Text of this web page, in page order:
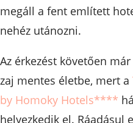
megáll a fent említett
nehéz utánozni.
Az érkezést követően
zaj mentes életbe, mert a
by Homoky Hotels****
helyezkedik el. Ráadásul